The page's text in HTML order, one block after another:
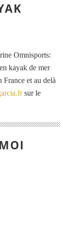
Omnisports:
kayak de mer
et au delà
sur le